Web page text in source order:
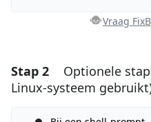
Vraag
Voeg een
Stap 2
Optionele
Linux-systeem